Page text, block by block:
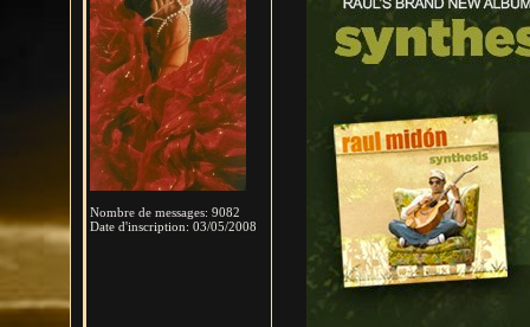
Nombre de messages: 9082
Date d'inscription: 03/05/2008